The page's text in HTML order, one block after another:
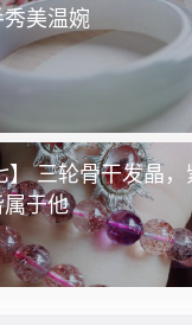
美温婉
】 三轮骨干发晶
于他